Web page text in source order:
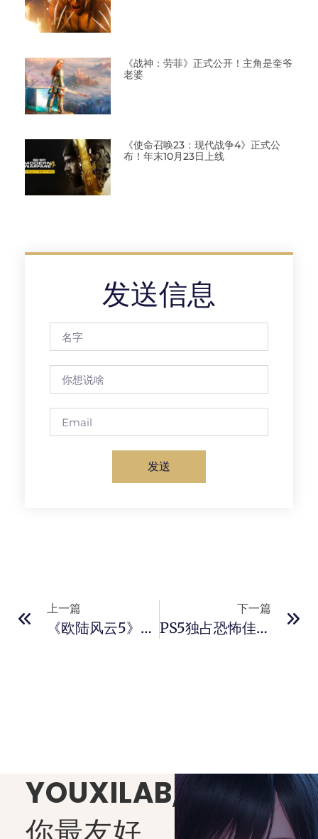
《战神：劳菲》正式公开！主角是奎爷
老婆
《使命召唤23：现代战争4》正式公
布！年末10月23日上线
发送信息
发送
上一篇
《欧陆风云5》首曝预告 Steam页面现已开放！
下一篇
PS5独占恐怖佳作《The Midnight Walk》获IGN 9分高评！
YOUXILAB,